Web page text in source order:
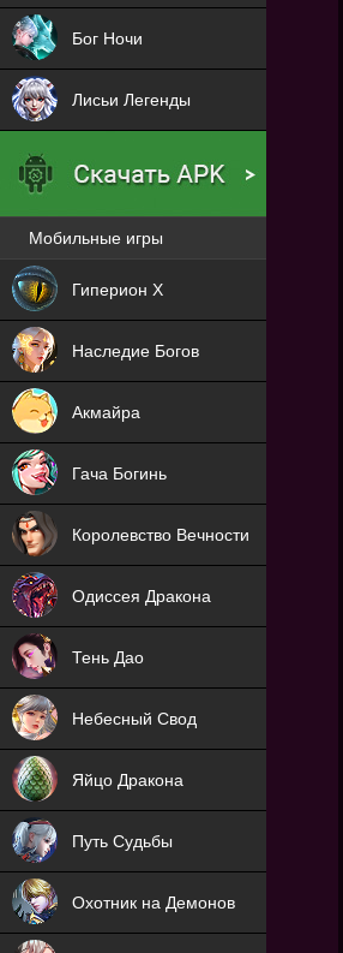
Бог Ночи
Лисьи Легенды
Мобильные игры
Гиперион Х
Наследие Богов
NEW
Акмайра
NEW
Гача Богинь
NEW
Королевство Вечности
NEW
Одиссея Дракона
NEW
Тень Дао
NEW
Небесный Свод
NEW
Яйцо Дракона
NEW
Путь Судьбы
NEW
Охотник на Демонов
ХИТ
ХИТ